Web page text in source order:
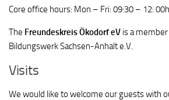
Core office hours: Mon – Fri: 09:30 – 12: 00h
The Freundeskreis Ökodorf eV is a
Bildungswerk Sachsen-Anhalt e.V.
Visits
We would like to welcome our guests with